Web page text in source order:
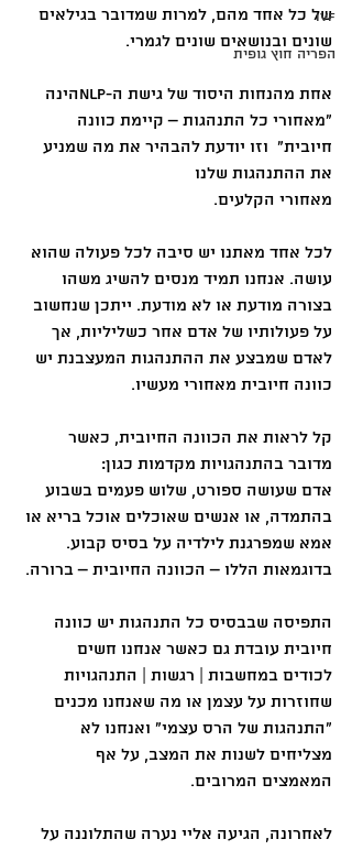
IVF
הפריה חוץ גופית
של כל אחד מהם, למרות שמדובר בגילאים
שונים ובנושאים שונים לגמרי.
אחת מהנחות היסוד של גישת ה-NLPהינה
"מאחורי כל התנהגות – קיימת כוונה
חיובית"  וזו יודעת להבהיר את מה שמניע
את ההתנהגות שלנו
מאחורי הקלעים.
לכל אחד מאתנו יש סיבה לכל פעולה שהוא
עושה. אנחנו תמיד מנסים להשיג משהו
בצורה מודעת או לא מודעת. ייתכן שנחשוב
על פעולותיו של אדם אחר כשליליות, אך
לאדם שמבצע את ההתנהגות המעצבנת יש
כוונה חיובית מאחורי מעשיו.
קל לראות את הכוונה החיובית, כאשר
מדובר בהתנהגויות מקדמות כגון:
אדם שעושה ספורט, שלוש פעמים בשבוע
בהתמדה, או אנשים שאוכלים אוכל בריא או
אמא שמפרגנת לילדיה על בסיס קבוע.
בדוגמאות הללו – הכוונה החיובית – ברורה.
התפיסה שבבסיס כל התנהגות יש כוונה
חיובית עובדת גם כאשר אנחנו חשים
לכודים במחשבות | רגשות | התנהגויות
שחוזרות על עצמן או מה שאנחנו מכנים
"התנהגות של הרס עצמי" ואנחנו לא
מצליחים לשנות את המצב, על אף
המאמצים המרובים.
לאחרונה, הגיעה אליי נערה שהתלוננה על